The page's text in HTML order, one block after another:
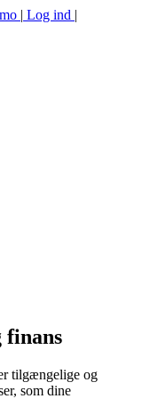
| Log ind |
finans
tilgængelige og
som dine